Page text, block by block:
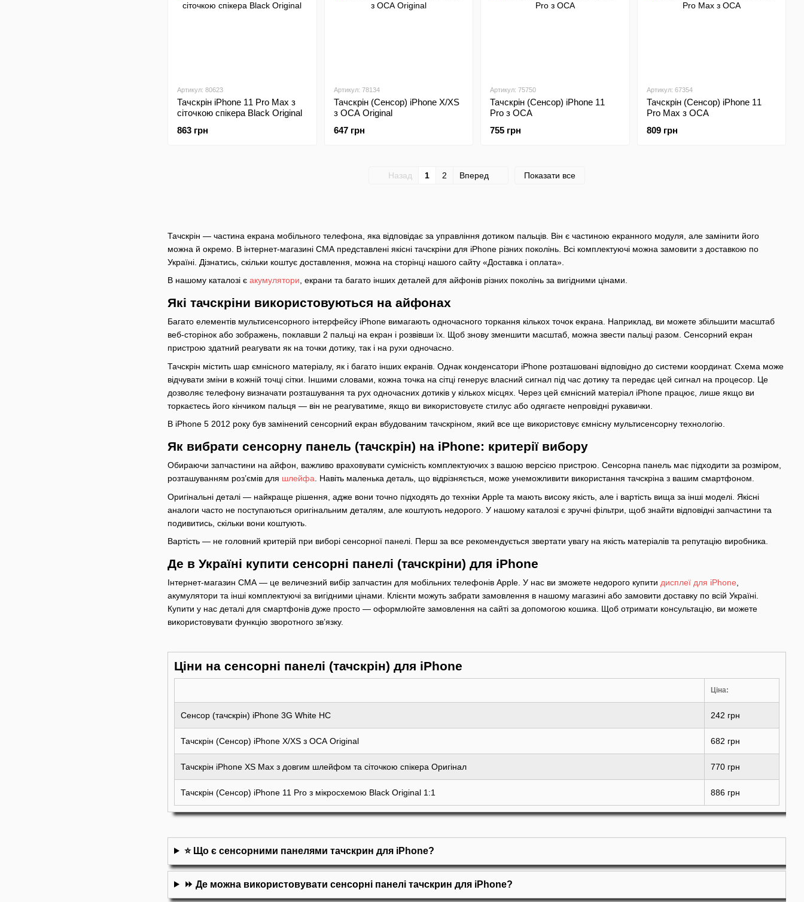
Тачскрін — частина екрана мобільного телефона, яка відповідає за управління дотиком пальців. Він є частиною екранного модуля, але замінити його
можна й окремо. В інтернет-магазині СМА представлені якісні тачскріни для iPhone різних поколінь. Всі комплектуючі можна замовити з доставкою по
Україні. Дізнатись, скільки коштує доставлення, можна на сторінці нашого сайту «Доставка і оплата».
В нашому каталозі є акумулятори, екрани та багато інших деталей для айфонів різних поколінь за вигідними цінами.
Які тачскріни використовуються на айфонах
Багато елементів мультисенсорного інтерфейсу iPhone вимагають одночасного торкання кількох точок екрана. Наприклад, ви можете збільшити масштаб
веб-сторінок або зображень, поклавши 2 пальці на екран і розвівши їх. Щоб знову зменшити масштаб, можна звести пальці разом. Сенсорний екран
пристрою здатний реагувати як на точки дотику, так і на рухи одночасно.
Тачскрін містить шар ємнісного матеріалу, як і багато інших екранів. Однак конденсатори iPhone розташовані відповідно до системи координат. Схема може
відчувати зміни в кожній точці сітки. Іншими словами, кожна точка на сітці генерує власний сигнал під час дотику та передає цей сигнал на процесор. Це
дозволяє телефону визначати розташування та рух одночасних дотиків у кількох місцях. Через цей ємнісний матеріал iPhone працює, лише якщо ви
торкаєтесь його кінчиком пальця — він не реагуватиме, якщо ви використовуєте стилус або одягаєте непровідні рукавички.
В iPhone 5 2012 року був замінений сенсорний екран вбудованим тачскріном, який все ще використовує ємнісну мультисенсорну технологію.
Як вибрати сенсорну панель (тачскрін) на iPhone: критерії вибору
Обираючи запчастини на айфон, важливо враховувати сумісність комплектуючих з вашою версією пристрою. Сенсорна панель має підходити за розміром,
розташуванням роз’ємів для шлейфа . Навіть маленька деталь, що відрізняється, може унеможливити використання тачскріна з вашим смартфоном.
Оригінальні деталі — найкраще рішення, адже вони точно підходять до техніки Apple та мають високу якість, але і вартість вища за інші моделі. Якісні
аналоги часто не поступаються оригінальним деталям, але коштують недорого. У нашому каталозі є зручні фільтри, щоб знайти відповідні запчастини та
подивитись, скільки вони коштують.
Вартість — не головний критерій при виборі сенсорної панелі. Перш за все рекомендується звертати увагу на якість матеріалів та репутацію виробника.
Де в Україні купити сенсорні панелі (тачскріни) для iPhone
Інтернет-магазин СМА — це величезний вибір запчастин для мобільних телефонів Apple. У нас ви зможете недорого купити дисплеї для iPhone
акумулятори та інші комплектуючі за вигідними цінами. Клієнти можуть забрати замовлення в нашому магазині або замовити доставку по всій Україні.
Купити у нас деталі для смартфонів дуже просто — оформлюйте замовлення на сайті за допомогою кошика. Щоб отримати консультацію, ви можете
використовувати функцію зворотного зв’язку.
Ціни на сенсорні панелі (тачскрін) для iPhone
Ціна:
Сенсор (тачскрін) iPhone 3G White HC 242 грн
Тачскрін (Сенсор) iPhone X/XS з ОСА Original 682 грн
Тачскрін iPhone XS Max з довгим шлейфом та сіточкою спікера Оригінал 770 грн
Тачскрін (Сенсор) iPhone 11 Pro з мікросхемою Black Original 1:1 886 грн
⭐ Що є сенсорними панелями тачскрин для iPhone?
⏩ Де можна використовувати сенсорні панелі тачскрин для iPhone?
Артикул: 80623
Тачскрін iPhone 11 Pro Max з
сіточкою спікера Black Original
863 грн
Артикул: 78134
Тачскрін (Сенсор) iPhone X/XS
з ОСА Original
647 грн
Артикул: 75750
Тачскрін (Сенсор) iPhone 11
Pro з ОСА
755 грн
Артикул: 67354
Тачскрін (Сенсор) iPhone 11
Pro Max з ОСА
809 грн
Назад 1 2 Вперед Показати все